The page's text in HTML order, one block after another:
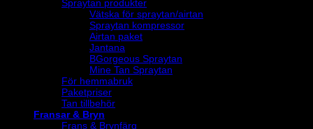
Spraytan produkter
Vätska för spraytan/airtan
Spraytan kompressor
Airtan paket
Jantana
BGorgeous Spraytan
Mine Tan Spraytan
För hemmabruk
Paketpriser
Tan tillbehör
Fransar & Bryn
Frans & Brynfärg